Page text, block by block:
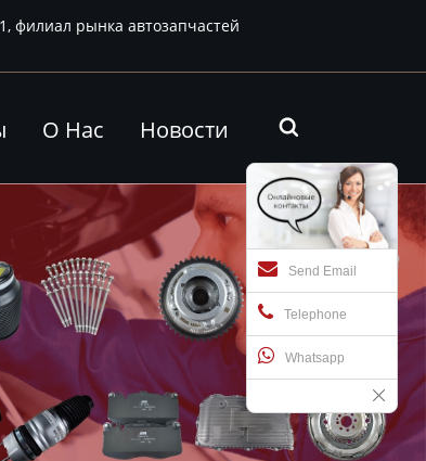
филиал рынка автозапчастей
О Нас Новости 
Send Email
Telephone
Whatsapp